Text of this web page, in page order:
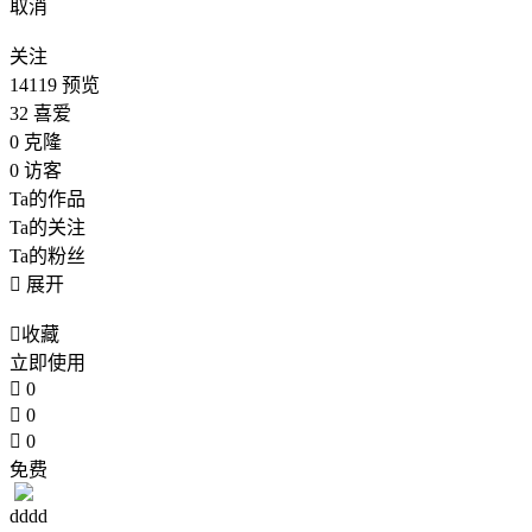
取消
关注
14119 预览
32 喜爱
0 克隆
0 访客
Ta的作品
Ta的关注
Ta的粉丝
 展开
收藏
立即使用
 0
 0
 0
免费
dddd